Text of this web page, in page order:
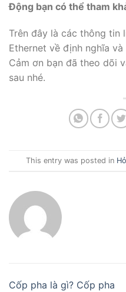
Động bạn có thể tham
Trên đây là các thông tin
Ethernet về định nghĩa
Cảm ơn bạn đã theo dõi
sau nhé.
This entry was posted in
Cốp pha là gì? Cốp pha